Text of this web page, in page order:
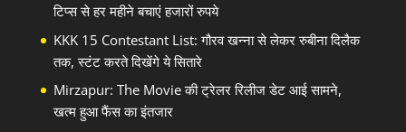
टिप्स से हर महीने बचाएं हजारों रुपये
KKK 15 Contestant List: गौरव खन्ना से लेकर रुबीना दिलैक
तक, स्टंट करते दिखेंगे ये सितारे
Mirzapur: The Movie की ट्रेलर रिलीज डेट आई सामने,
खत्म हुआ फैंस का इंतजार